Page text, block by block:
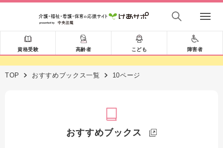
資格受験 高齢者 こども 障害者
TOP おすすめブックス一覧 10ページ
おすすめブックス